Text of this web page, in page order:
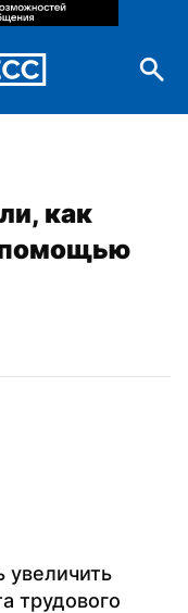
как
помощью
увеличить
трудового